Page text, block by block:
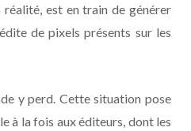
réalité, est en train de générer
de pixels présents sur les
y perd. Cette situation pose
à la fois aux éditeurs, dont les